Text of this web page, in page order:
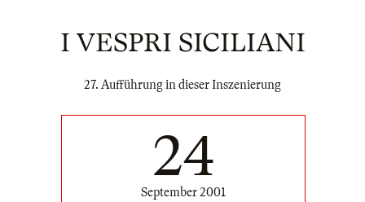
I VESPRI SICILIANI
27. Aufführung in dieser Inszenierung
24
September 2001